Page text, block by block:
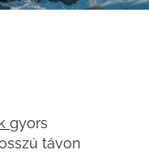
gyors
távon